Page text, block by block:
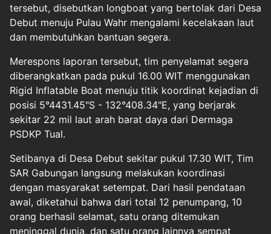
tersebut, disebutkan longboat yang bertolak dari Desa
Debut menuju Pulau Wahr mengalami kecelakaan laut
dan membutuhkan bantuan segera.
Merespons laporan tersebut, tim penyelamat segera
diberangkatkan pada pukul 16.00 WIT menggunakan
Rigid Inflatable Boat menuju titik koordinat kejadian di
posisi 5°4431.45"S - 132°408.34"E, yang berjarak
sekitar 22 mil laut arah barat daya dari Dermaga
PSDKP Tual.
Setibanya di Desa Debut sekitar pukul 17.30 WIT, Tim
SAR Gabungan langsung melakukan koordinasi
dengan masyarakat setempat. Dari hasil pendataan
awal, diketahui bahwa dari total 12 penumpang, 10
orang berhasil selamat, satu orang ditemukan
meninggal dunia, dan satu orang lainnya sempat